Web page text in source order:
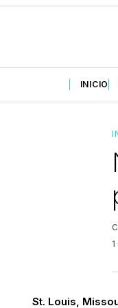
INICIO
St. Louis,